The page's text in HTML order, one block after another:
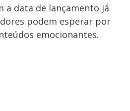
a data de lançamento já
podem esperar por
emocionantes.